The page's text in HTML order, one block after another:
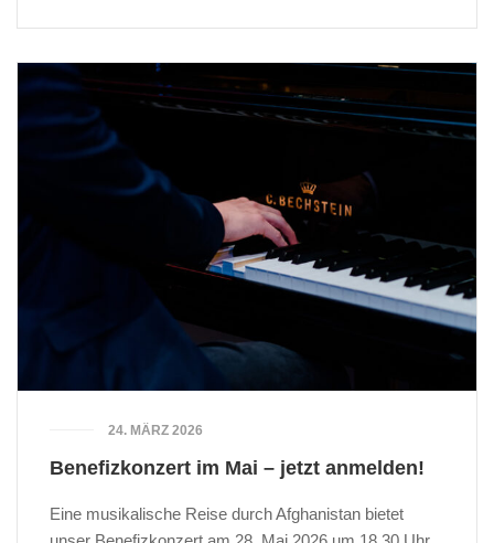
24. MÄRZ 2026
Benefizkonzert im Mai – jetzt anmelden!
Eine musikalische Reise durch Afghanistan bietet